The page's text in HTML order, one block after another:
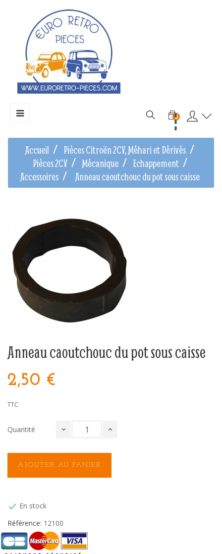
Basculer
☰ 0
Accueil
Pièces Citroën 2CV, Méhari et Dérivés
Pièces 2CV
Mécanique
Echappement
Accessoires
Anneau caoutchouc du pot sous caisse
Anneau caoutchouc du pot sous caisse
2,50 €
TTC
Quantité
AJOUTER AU PANIER
 En stock
Référence: 12100